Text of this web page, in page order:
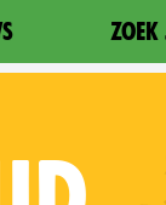
ZOEK